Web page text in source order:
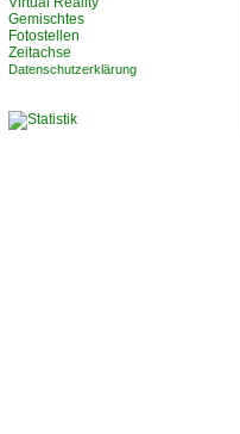
Gemischtes
Fotostellen
Zeitachse
Datenschutzerklärung